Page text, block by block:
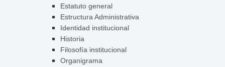
Estatuto general
Estructura Administrativa
Identidad institucional
Historia
Filosofía institucional
Organigrama